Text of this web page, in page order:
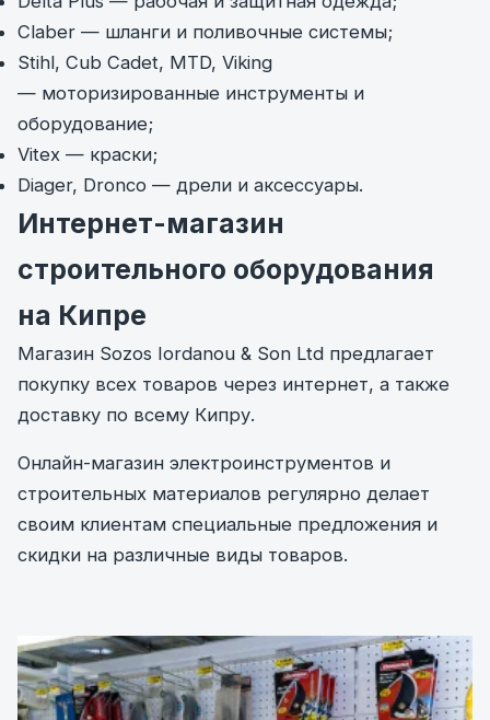
Claber — шланги и поливочные системы;
Stihl, Cub Cadet, MTD, Viking
— моторизированные инструменты и
оборудование;
Vitex — краски;
Diager, Dronco — дрели и аксессуары.
Интернет-магазин
строительного оборудования
на Кипре
Магазин Sozos Iordanou & Son Ltd предлагает
покупку всех товаров через интернет, а также
доставку по всему Кипру.
Онлайн-магазин электроинструментов и
строительных материалов регулярно делает
своим клиентам специальные предложения и
скидки на различные виды товаров.